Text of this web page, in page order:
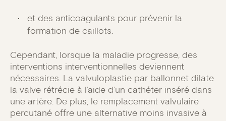
et des anticoagulants pour prévenir la
formation de caillots.
Cependant, lorsque la maladie progresse, des
interventions interventionnelles deviennent
nécessaires. La valvuloplastie par ballonnet dilate
la valve rétrécie à l’aide d’un cathéter inséré dans
une artère. De plus, le remplacement valvulaire
percutané offre une alternative moins invasive à